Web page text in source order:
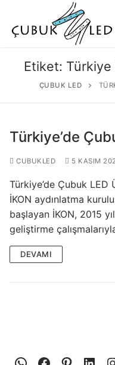
Etiket: Türkiye
ÇUBUK LED
Türkiye’de
CUBUKLED 5 KASIM
Türkiye’de Çubuk
İKON aydınlatma
başlayan İKON, 2015
geliştirme
DEVAMI